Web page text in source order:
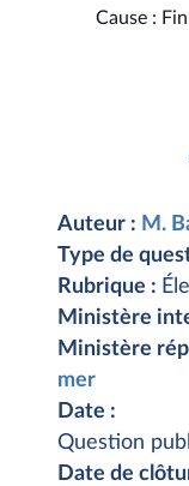
Cause :
Auteur : M.
Type de
Rubrique :
Ministère
Ministère
mer
Date :
Question
Date de